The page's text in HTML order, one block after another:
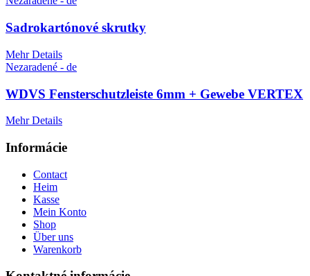
Sadrokartónové skrutky
Mehr Details
Nezaradené - de
WDVS Fensterschutzleiste 6mm + Gewebe VERTEX
Mehr Details
Informácie
Contact
Heim
Kasse
Mein Konto
Shop
Über uns
Warenkorb